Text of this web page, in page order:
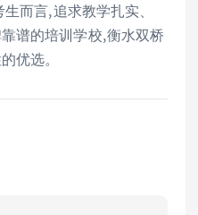
而言,追求教学扎实、
谱的培训学校,衡水双桥
优选。